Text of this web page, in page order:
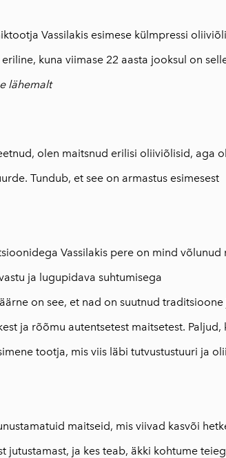
Traditsiooniline
(Vassilakis Estate)
Tooted oliivipuust
Inspireeriv
kapriisid"
Vassilakis esimese külmpressi
kuna viimase 22 aasta jooksul on
lähemalt
olen maitsnud erilisi oliiviõlisid, aga
Tundub, et see on armastus esimesest
Vassilakis pere on mind võlunud
ja lugupidava suhtumisega
on see, et nad on suutnud
ja rõõmu autentsetest maitsetest. Paljud,
tootja, mis viis läbi tutvustustuuri ja
maitseid, mis viivad kasvõi
jutustamast, ja kes teab, äkki kohtume